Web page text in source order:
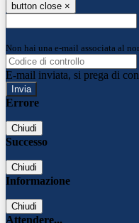
button close ×
Non hai una e-mail associata al
E-mail inviata, si prega di
Errore
Chiudi
Successo
Chiudi
Informazione
Chiudi
Attendere...